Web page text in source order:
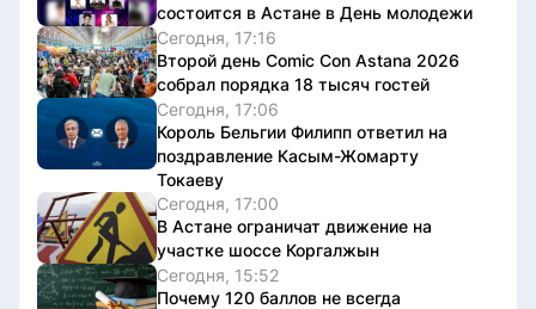
состоится в Астане в День молодежи
Сегодня, 17:16
Второй день Comic Con Astana 2026
собрал порядка 18 тысяч гостей
Сегодня, 17:06
Король Бельгии Филипп ответил на
поздравление Касым-Жомарту
Токаеву
Сегодня, 17:00
В Астане ограничат движение на
участке шоссе Коргалжын
Сегодня, 15:52
Почему 120 баллов не всегда